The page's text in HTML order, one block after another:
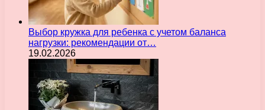
Выбор кружка для ребенка с учетом баланса
нагрузки: рекомендации от…
19.02.2026